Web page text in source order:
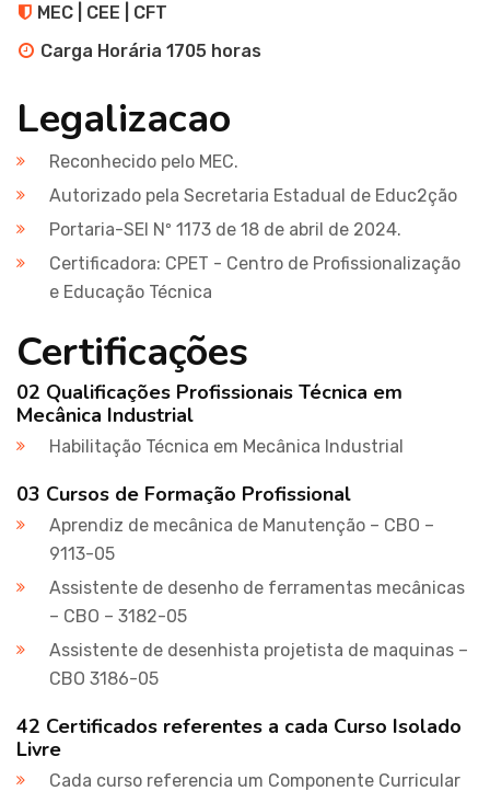
MEC | CEE | CFT
Carga Horária 1705 horas
Legalizacao
Reconhecido pelo MEC.
Autorizado pela Secretaria Estadual de Educ2ção
Portaria-SEI Nº 1173 de 18 de abril de 2024.
Certificadora: CPET - Centro de Profissionalização
e Educação Técnica
Certificações
02 Qualificações Profissionais Técnica em
Mecânica Industrial
Habilitação Técnica em Mecânica Industrial
03 Cursos de Formação Profissional
Aprendiz de mecânica de Manutenção – CBO –
9113-05
Assistente de desenho de ferramentas mecânicas
– CBO – 3182-05
Assistente de desenhista projetista de maquinas –
CBO 3186-05
42 Certificados referentes a cada Curso Isolado
Livre
Cada curso referencia um Componente Curricular